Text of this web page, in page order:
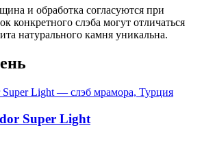
и обработка согласуются при
конкретного слэба могут отличаться
натурального камня уникальна.
Super Light